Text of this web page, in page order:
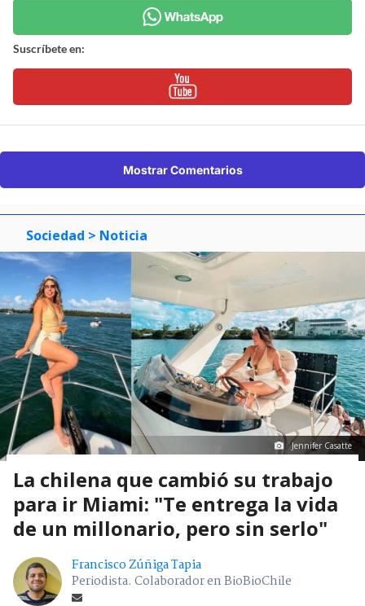
Suscríbete en:
Mostrar Comentarios
Sociedad > Noticia
Jennifer Casatte
La chilena que cambió su trabajo
para ir Miami: "Te entrega la vida
de un millonario, pero sin serlo"
Francisco Zúñiga Tapia
Periodista. Colaborador en BioBioChile